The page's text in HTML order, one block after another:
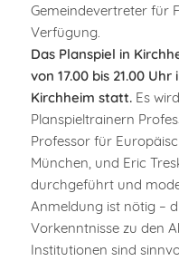
Gemeindevertreter für
Verfügung.
Das Planspiel in
von 17.00 bis 21.00
Kirchheim statt.Es
Planspieltrainern
Professor für
München, und Eric
durchgeführt und
Anmeldung ist nötig –
Vorkenntnisse zu den
Institutionen sind